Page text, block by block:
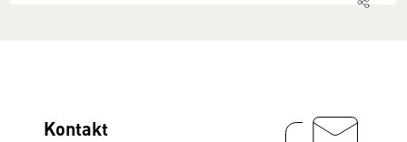
Kontakt